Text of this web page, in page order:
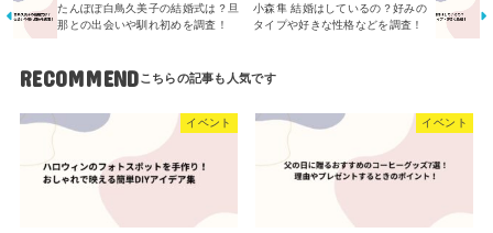
たんぽぽ白鳥久美子の結婚式は？旦
那との出会いや馴れ初めを調査！
小森隼 結婚はしているの？好みの
タイプや好きな性格などを調査！
RECOMMEND
イベント イベント